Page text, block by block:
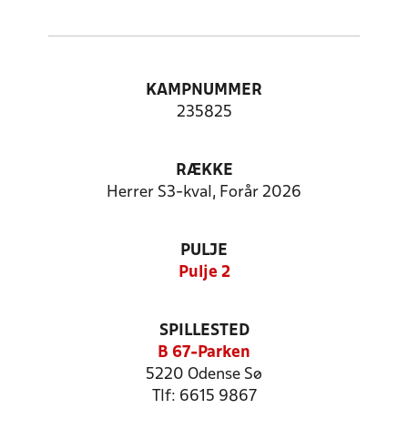
KAMPNUMMER
235825
RÆKKE
Herrer S3-kval, Forår 2026
PULJE
Pulje 2
SPILLESTED
B 67-Parken
5220 Odense Sø
Tlf: 6615 9867